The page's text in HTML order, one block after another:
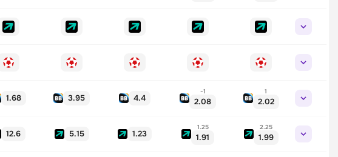
1.68 3.95 4.4
-1
2.08
1
2.02
12.6 5.15 1.23
1.25
1.91
2.25
1.99